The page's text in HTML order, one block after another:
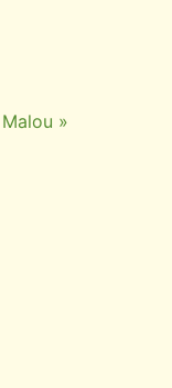
»